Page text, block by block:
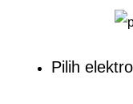
Pilih